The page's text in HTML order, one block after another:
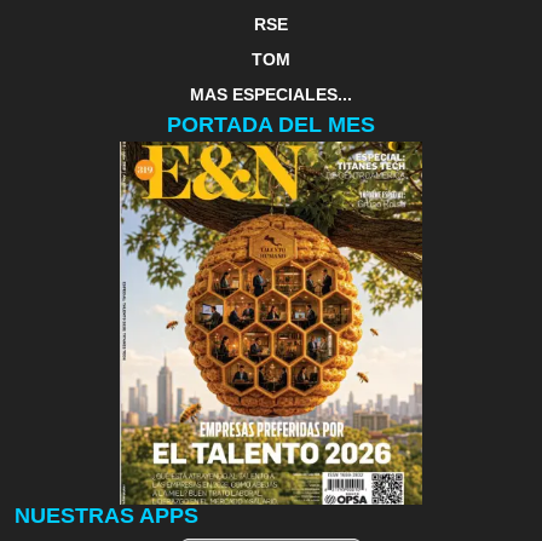
RSE
TOM
MAS ESPECIALES...
PORTADA DEL MES
NUESTRAS APPS